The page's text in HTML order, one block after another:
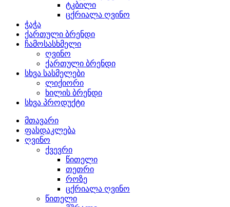
ტკბილი
ცქრიალა ღვინო
ჭაჭა
ქართული ბრენდი
ჩამოსასხმელი
ღვინო
ქართული ბრენდი
სხვა სასმელები
ლიქიორი
ხილის ბრენდი
სხვა პროდუქტი
მთავარი
ფასდაკლება
ღვინო
ქვევრი
წითელი
თეთრი
როზე
ცქრიალა ღვინო
წითელი